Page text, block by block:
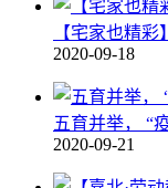
【宅家也精
2020-09-18
五育并举， “
2020-09-21